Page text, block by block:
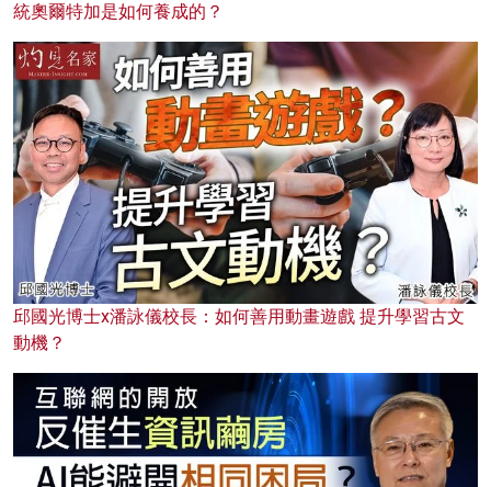
統奧爾特加是如何養成的？
邱國光博士x潘詠儀校長：如何善用動畫遊戲 提升學習古文
動機？